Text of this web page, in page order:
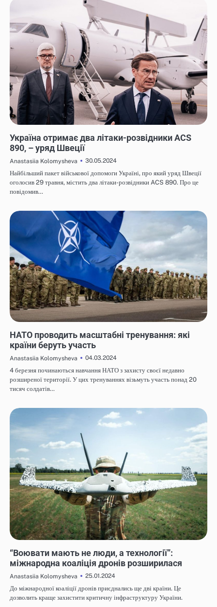
Україна отримає два літаки-розвідники ACS
890, – уряд Швеції
Anastasiia Kolomysheva
30.05.2024
Найбільший пакет військової допомоги Україні, про який уряд Швеції
оголосив 29 травня, містить два літаки-розвідники ACS 890. Про це
повідомив…
НАТО проводить масштабні тренування: які
країни беруть участь
Anastasiia Kolomysheva
04.03.2024
4 березня починаються навчання НАТО з захисту своєї недавно
розширеної території. У цих тренуваннях візьмуть участь понад 20
тисяч солдатів…
“Воювати мають не люди, а технології”:
міжнародна коаліція дронів розширилася
Anastasiia Kolomysheva
25.01.2024
До міжнародної коаліції дронів приєднались ще дві країни. Це
дозволить краще захистити критичну інфраструктуру України.